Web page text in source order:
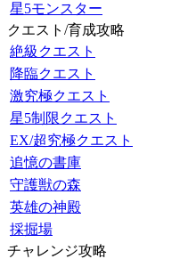
星5モンスター
クエスト/育成攻略
絶級クエスト
降臨クエスト
激究極クエスト
星5制限クエスト
EX/超究極クエスト
追憶の書庫
守護獣の森
英雄の神殿
採掘場
チャレンジ攻略